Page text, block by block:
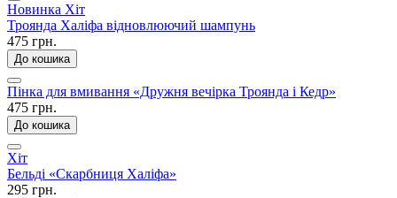
Новинка Хіт
Троянда Халіфа відновлюючий шампунь
475 грн.
До кошика
Пінка для вмивання «Дружня вечірка Троянда і Кедр»
475 грн.
До кошика
Хіт
Бельді «Скарбниця Халіфа»
295 грн.